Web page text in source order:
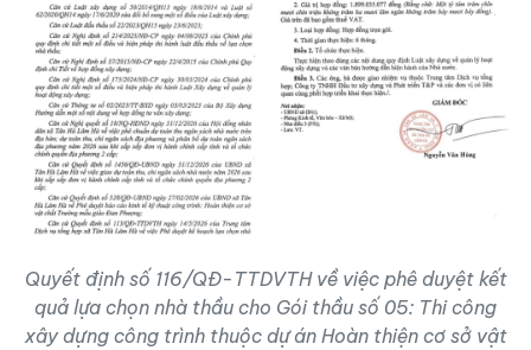
Quyết định số 116/QĐ-TTDVTH về việc phê duyệt kết
quả lựa chọn nhà thầu cho Gói thầu số 05: Thi công
xây dựng công trình thuộc dự án Hoàn thiện cơ sở vật